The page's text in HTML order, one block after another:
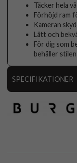
Täcker hela
Förhöjd ram
Kameran
Lätt och
För dig som
behåller stilen
SPECIFIKATIONER
Färg